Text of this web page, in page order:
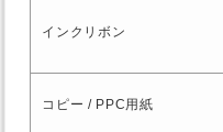
インクリボン
コピー / PPC用紙